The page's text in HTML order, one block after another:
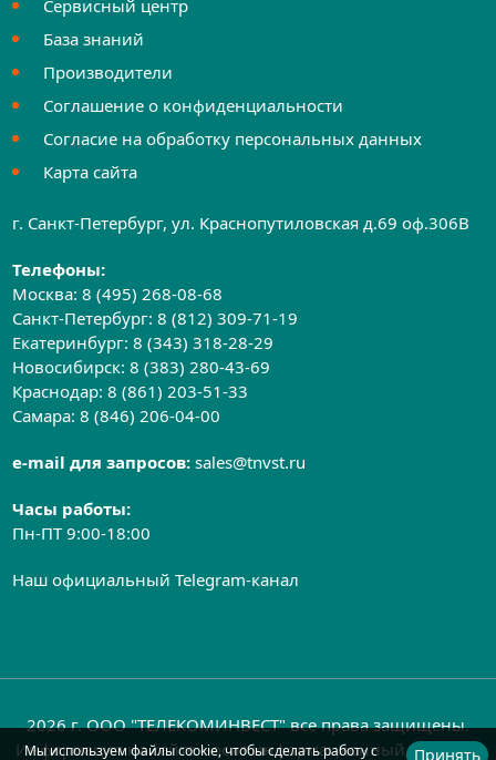
Сервисный центр
База знаний
Производители
Соглашение о конфиденциальности
Согласие на обработку персональных данных
Карта сайта
г. Санкт-Петербург, ул. Краснопутиловская д.69 оф.306B
Телефоны:
Москва:8 (495) 268-08-68
Санкт-Петербург:8 (812) 309-71-19
Екатеринбург:8 (343) 318-28-29
Новосибирск:8 (383) 280-43-69
Краснодар:8 (861) 203-51-33
Самара:8 (846) 206-04-00
e-mail для запросов:sales@tnvst.ru
Часы работы:
Пн-ПТ 9:00-18:00
Наш официальный Telegram-канал
2026 г. ООО "ТЕЛЕКОМИНВЕСТ" все права защищены.
Информация на сайте носит информационный характер
Мы используем файлы cookie, чтобы сделать работу с Принять